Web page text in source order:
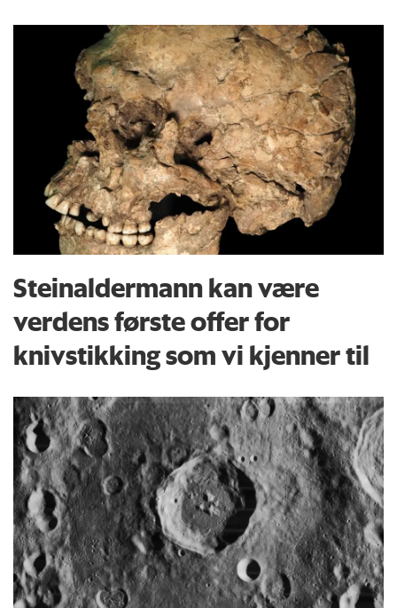
Steinaldermann kan være
verdens første offer for
knivstikking som vi kjenner til